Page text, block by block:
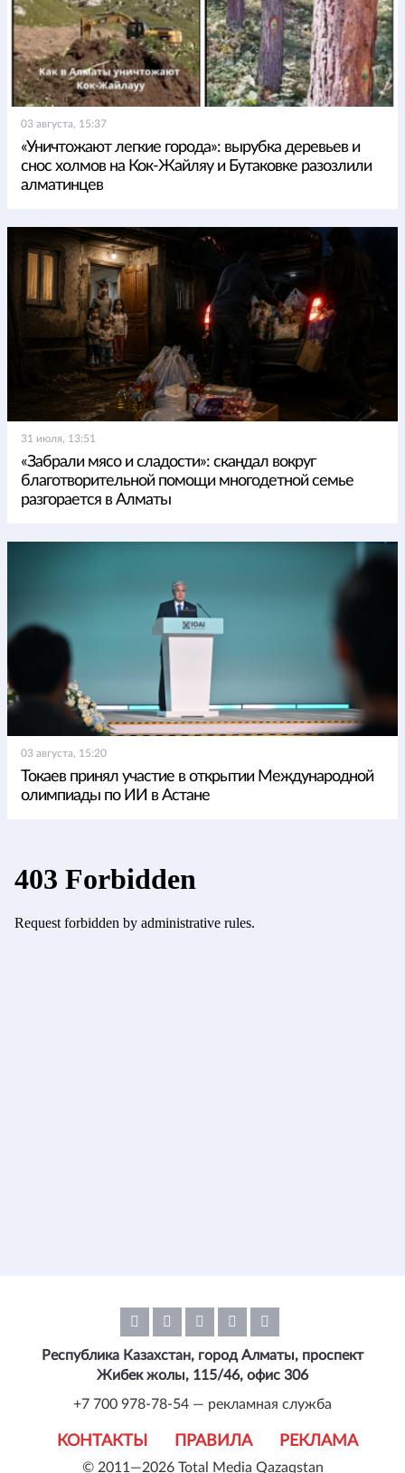
03 августа, 15:37
«Уничтожают легкие города»: вырубка деревьев и
снос холмов на Кок-Жайляу и Бутаковке разозлили
алматинцев
31 июля, 13:51
«Забрали мясо и сладости»: скандал вокруг
благотворительной помощи многодетной семье
разгорается в Алматы
03 августа, 15:20
Токаев принял участие в открытии Международной
олимпиады по ИИ в Астане
© 2011—2026 Total Media Qazaqstan
КОНТАКТЫ ПРАВИЛА РЕКЛАМА
Республика Казахстан, город Алматы, проспект
Жибек жолы, 115/46, офис 306
+7 700 978-78-54 — рекламная служба